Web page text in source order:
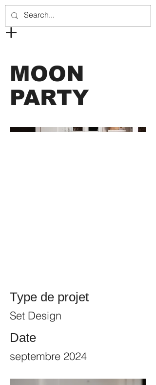
MOON
PARTY
Type de projet
Set Design
Date
septembre 2024